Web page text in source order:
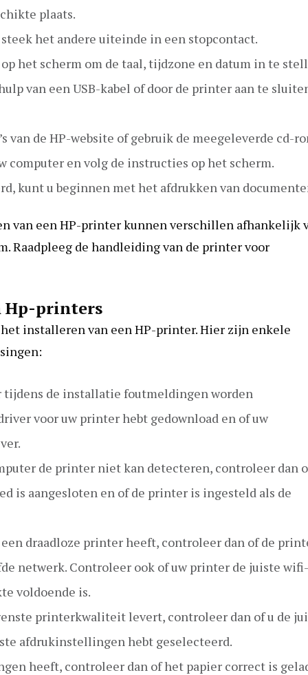
plaats.
het andere uiteinde in een stopcontact.
het scherm om de taal, tijdzone en datum in te
van een USB-kabel of door de printer aan te
van de HP-website of gebruik de meegeleverde cd-
computer en volg de instructies op het scherm.
kunt u beginnen met het afdrukken van
van een HP-printer kunnen verschillen afhankelijk
Raadpleeg de handleiding van de printer voor
Hp-printers
installeren van een HP-printer. Hier zijn enkele
de installatie foutmeldingen worden
voor uw printer hebt gedownload en of uw
de printer niet kan detecteren, controleer dan
is aangesloten en of de printer is ingesteld als de
draadloze printer heeft, controleer dan of de
netwerk. Controleer ook of uw printer de juiste wifi-
voldoende is.
printerkwaliteit levert, controleer dan of u de
afdrukinstellingen hebt geselecteerd.
heeft, controleer dan of het papier correct is